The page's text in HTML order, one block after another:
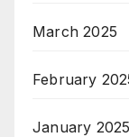
March 2025
February
January 2025